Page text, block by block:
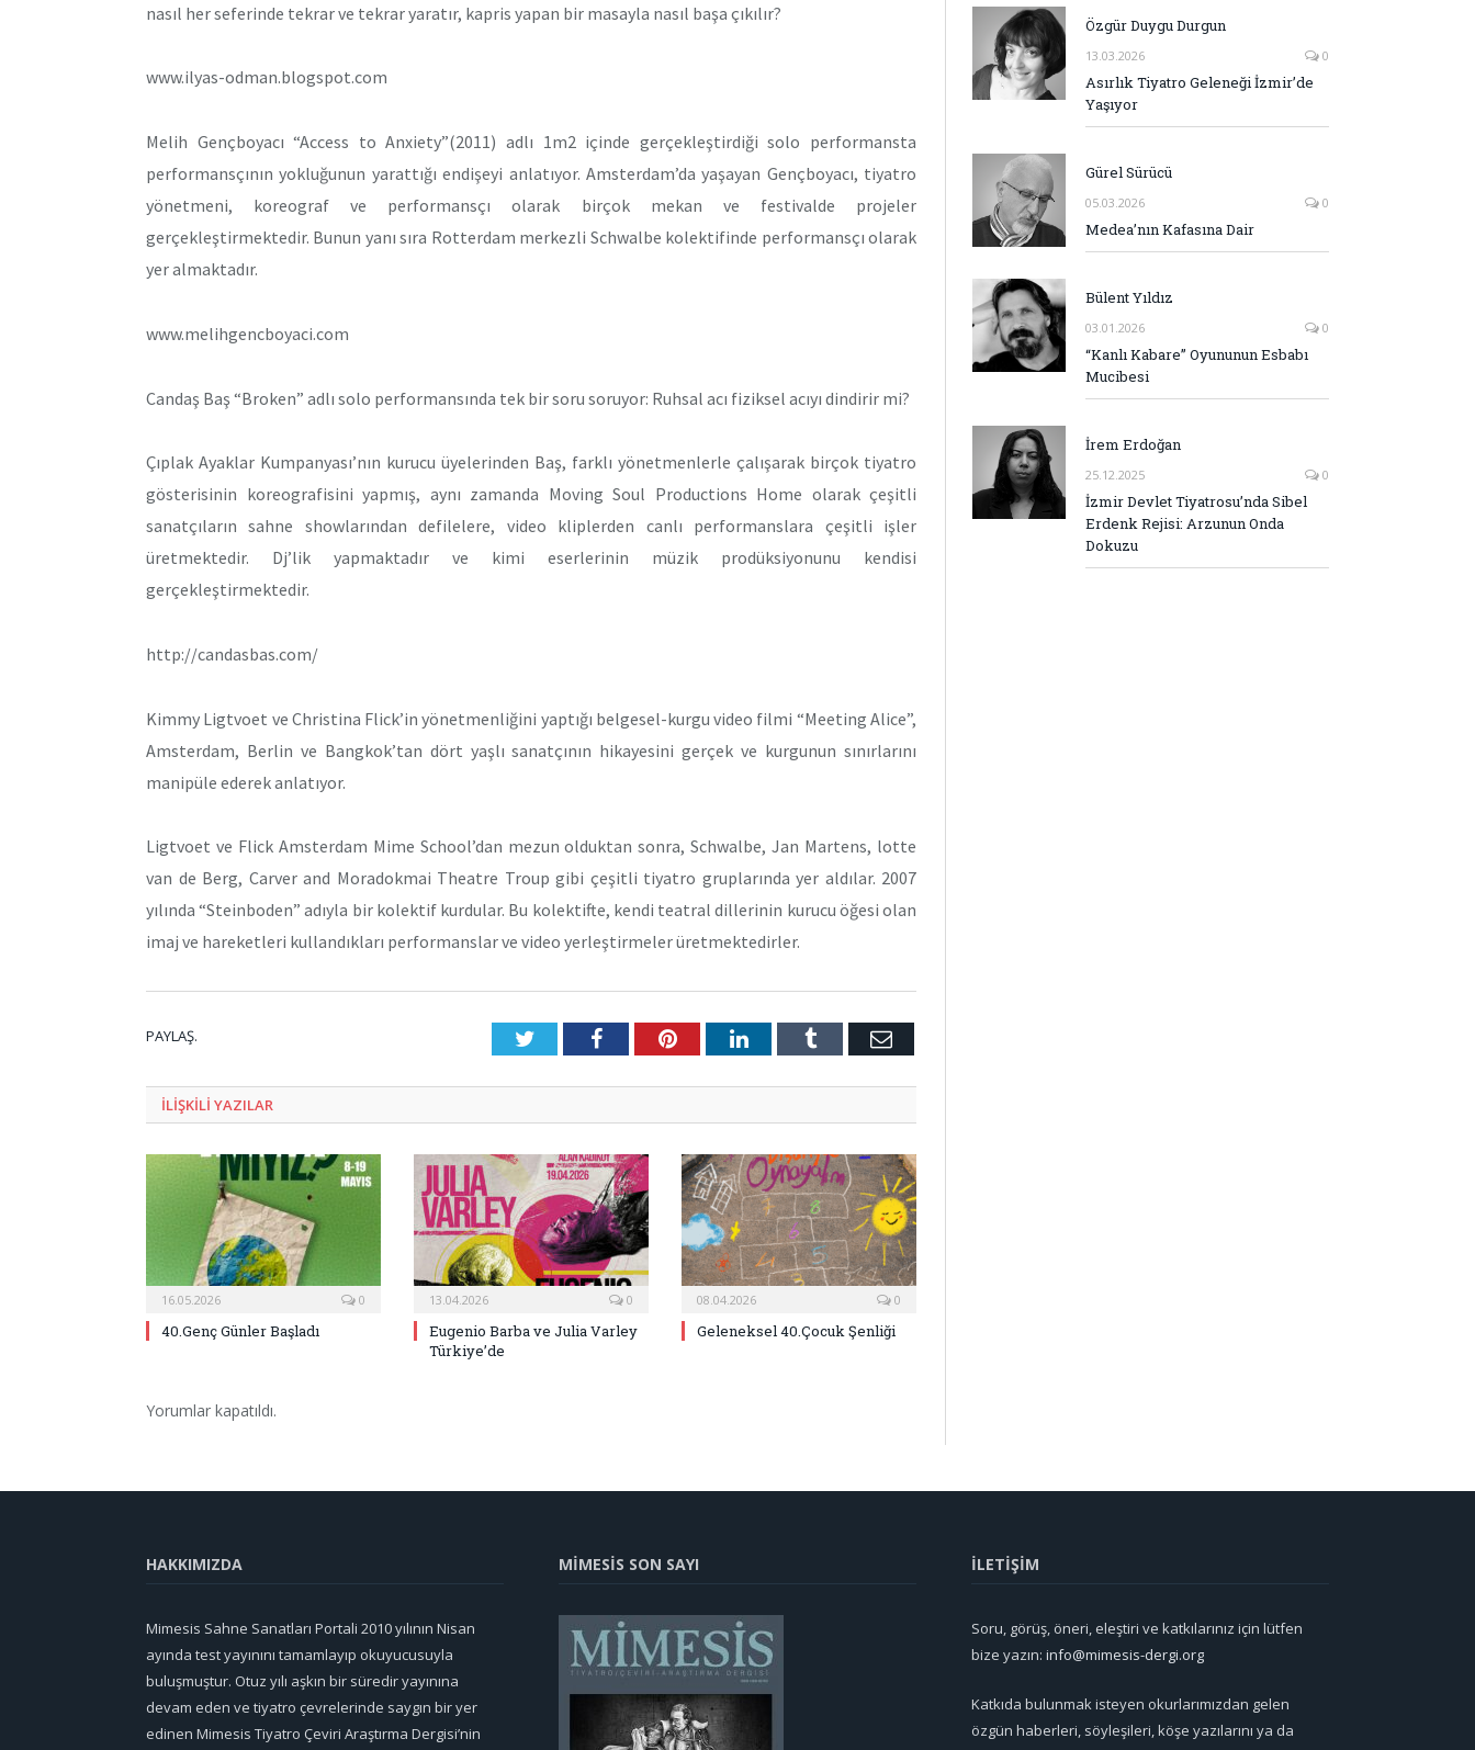
nasıl her seferinde tekrar ve tekrar yaratır, kapris yapan bir masayla nasıl başa çıkılır?
www.ilyas-odman.blogspot.com
Melih Gençboyacı “Access to Anxiety”(2011) adlı 1m2 içinde gerçekleştirdiği solo performansta
performansçının yokluğunun yarattığı endişeyi anlatıyor. Amsterdam’da yaşayan Gençboyacı, tiyatro
yönetmeni, koreograf ve performansçı olarak birçok mekan ve festivalde projeler
gerçekleştirmektedir. Bunun yanı sıra Rotterdam merkezli Schwalbe kolektifinde performansçı olarak
yer almaktadır.
www.melihgencboyaci.com
Candaş Baş “Broken” adlı solo performansında tek bir soru soruyor: Ruhsal acı fiziksel acıyı dindirir mi?
Çıplak Ayaklar Kumpanyası’nın kurucu üyelerinden Baş, farklı yönetmenlerle çalışarak birçok tiyatro
gösterisinin koreografisini yapmış, aynı zamanda Moving Soul Productions Home olarak çeşitli
sanatçıların sahne showlarından defilelere, video kliplerden canlı performanslara çeşitli işler
üretmektedir. Dj’lik yapmaktadır ve kimi eserlerinin müzik prodüksiyonunu kendisi
gerçekleştirmektedir.
http://candasbas.com/
Kimmy Ligtvoet ve Christina Flick’in yönetmenliğini yaptığı belgesel-kurgu video filmi “Meeting Alice”,
Amsterdam, Berlin ve Bangkok’tan dört yaşlı sanatçının hikayesini gerçek ve kurgunun sınırlarını
manipüle ederek anlatıyor.
Ligtvoet ve Flick Amsterdam Mime School’dan mezun olduktan sonra, Schwalbe, Jan Martens, lotte
van de Berg, Carver and Moradokmai Theatre Troup gibi çeşitli tiyatro gruplarında yer aldılar. 2007
yılında “Steinboden” adıyla bir kolektif kurdular. Bu kolektifte, kendi teatral dillerinin kurucu öğesi olan
imaj ve hareketleri kullandıkları performanslar ve video yerleştirmeler üretmektedirler.
PAYLAŞ. TwitterFacebookPinterestLinkedInTumblr E-
ILIŞKILI YAZILAR
16.05.2026 0
40.Genç Günler Başladı
13.04.2026 0
Eugenio Barba ve Julia Varley
Türkiye’de
08.04.2026 0
Geleneksel 40.Çocuk Şenliği
Yorumlar kapatıldı.
Özgür Duygu Durgun
13.03.2026 0
Asırlık Tiyatro Geleneği İzmir’de
Yaşıyor
Gürel Sürücü
05.03.2026 0
Medea’nın Kafasına Dair
Bülent Yıldız
03.01.2026 0
“Kanlı Kabare” Oyununun Esbabı
Mucibesi
İrem Erdoğan
25.12.2025 0
İzmir Devlet Tiyatrosu’nda Sibel
Erdenk Rejisi: Arzunun Onda
Dokuzu
HAKKIMIZDA
Mimesis Sahne Sanatları Portali 2010 yılının Nisan
ayında test yayınını tamamlayıp okuyucusuyla
buluşmuştur. Otuz yılı aşkın bir süredir yayınına
devam eden ve tiyatro çevrelerinde saygın bir yer
edinen Mimesis Tiyatro Çeviri Araştırma Dergisi’nin
MİMESİS SON SAYI İLETİŞİM
Soru, görüş, öneri, eleştiri ve katkılarınız için lütfen
bize yazın: info@mimesis-dergi.org
Katkıda bulunmak isteyen okurlarımızdan gelen
özgün haberleri, söyleşileri, köşe yazılarını ya da